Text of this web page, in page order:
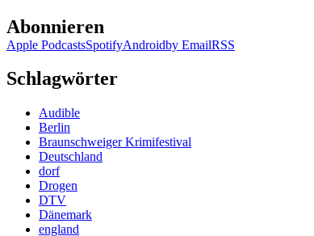
Abonnieren
Apple PodcastsSpotifyAndroidby EmailRSS
Schlagwörter
Audible
Berlin
Braunschweiger Krimifestival
Deutschland
dorf
Drogen
DTV
Dänemark
england